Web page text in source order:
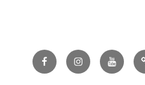
FacebookInstagramYouTube